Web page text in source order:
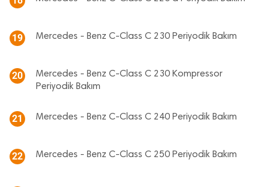
19 Mercedes - Benz C-Class C 230 Periyodik Bakım
20
Mercedes - Benz C-Class C 230 Kompressor
Periyodik Bakım
21 Mercedes - Benz C-Class C 240 Periyodik Bakım
22 Mercedes - Benz C-Class C 250 Periyodik Bakım